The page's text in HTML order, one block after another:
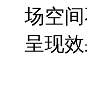
场空
呈现